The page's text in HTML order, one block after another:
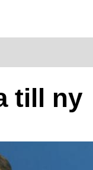
till ny